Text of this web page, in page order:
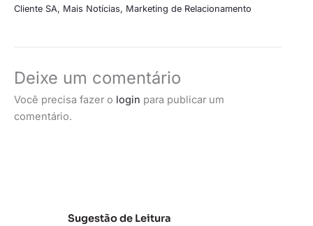
Cliente SA, Mais Notícias, Marketing de Relacionamento
Deixe um comentário
Você precisa fazer o login para publicar um
comentário.
Sugestão de Leitura